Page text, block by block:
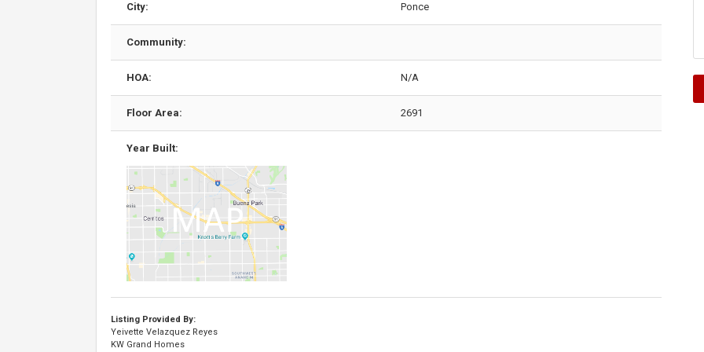
City: Ponce
Community:
HOA: N/A
Floor Area: 2691
Year Built:
Listing Provided By:
Yeivette Velazquez Reyes
KW Grand Homes